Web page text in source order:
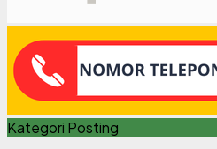
Kategori Posting